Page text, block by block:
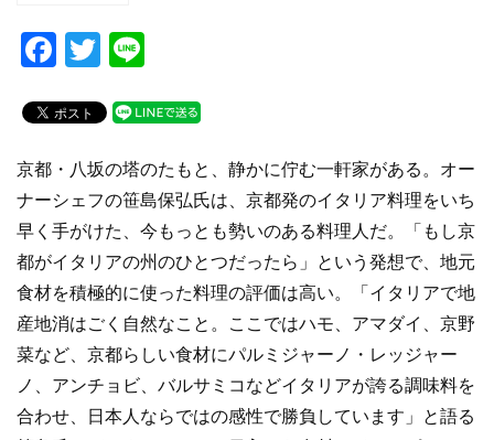
F
c
e
b
o
o
k
T
tt
er
e
京都・八坂の塔のたもと、静かに佇む一軒家がある。オー
ナーシェフの笹島保弘氏は、京都発のイタリア料理をいち
早く手がけた、今もっとも勢いのある料理人だ。「もし京
都がイタリアの州のひとつだったら」という発想で、地元
食材を積極的に使った料理の評価は高い。「イタリアで地
産地消はごく自然なこと。ここではハモ、アマダイ、京野
菜など、京都らしい食材にパルミジャーノ・レッジャー
ノ、アンチョビ、バルサミコなどイタリアが誇る調味料を
合わせ、日本人ならではの感性で勝負しています」と語る